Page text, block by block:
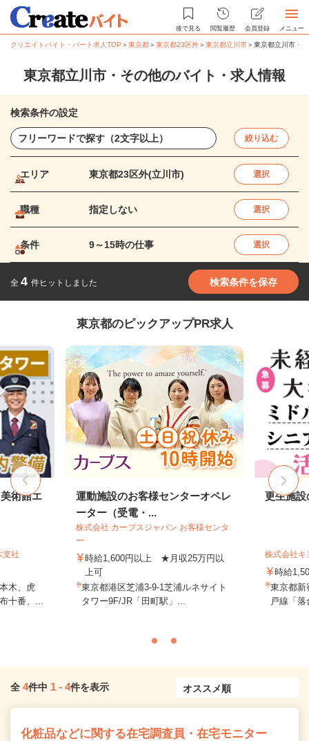
後で見る 閲覧履歴 会員登録 メニュー
クリエイトバイト・パート求人TOP ＞東京都＞東京都23区外＞東京都立川市＞東京都立川市・
東京都立川市・その他のバイト・求人情報
検索条件の設定
絞り込む
エリア 東京都23区外(立川市) 選択
職種 指定しない 選択
条件 9～15時の仕事 選択
全 4 件ヒットしました 検索条件を保存
東京都のピックアップPR求人
術館エ
社
木、虎
十番、...
運動施設のお客様センターオペレ
ーター（受電・...
株式会社 カーブスジャパン お客様センタ
ー
時給1,600円以上 ★月収25万円以
上可
東京都港区芝浦3-9-1芝浦ルネサイト
タワー9F/JR「田町駅」...
更生施設
株式会社キ
時給
東京都新
戸線「
全 4件中 1 - 4件を表示
化粧品などに関する在宅調査員・在宅モニター